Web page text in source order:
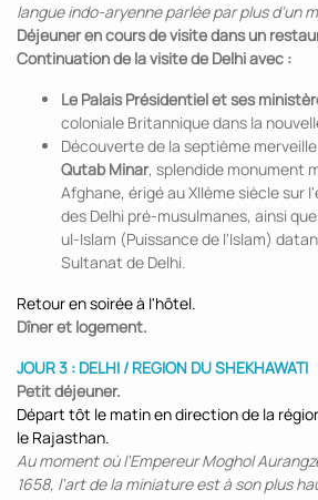
langue indo-aryenne parlée par plus d’un
Déjeuner en cours de visite dans un
Continuation de la visite de Delhi avec :
Le Palais Présidentiel et ses
coloniale Britannique dans la
Découverte de la septième
Qutab Minar, splendide monument
Afghane, érigé au XIIème siècle sur
des Delhi pré-musulmanes, ainsi
ul-Islam (Puissance de l'Islam)
Sultanat de Delhi.
Retour en soirée à l'hôtel.
Dîner et logement.
JOUR 3 : DELHI / REGION DU SHEKHAWATI
Petit déjeuner.
Départ tôt le matin en direction de la
le Rajasthan.
Au moment où l'Empereur Moghol
1658, l'art de la miniature est à son plus